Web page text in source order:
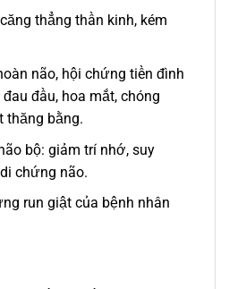
thẳng thần kinh, kém
não, hội chứng tiền đình
đầu, hoa mắt, chóng
thăng bằng.
bộ: giảm trí nhớ, suy
chứng não.
run giật của bệnh nhân